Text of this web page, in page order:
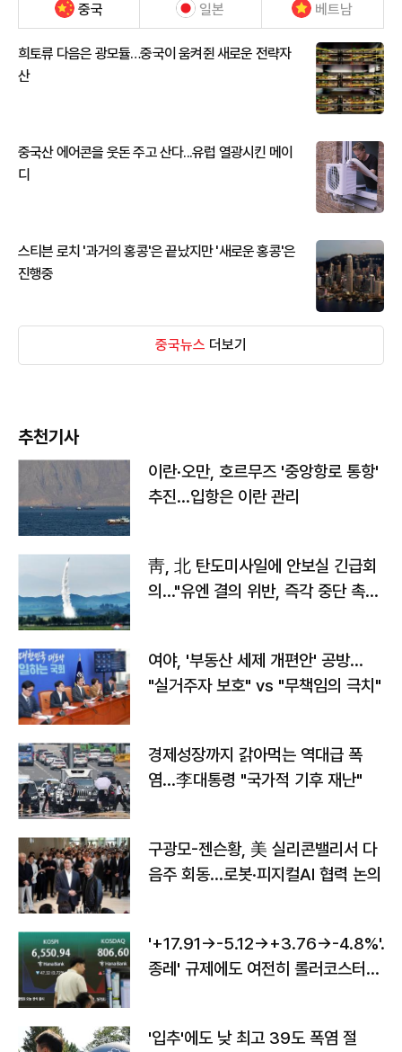
중국 일본 베트남
희토류 다음은 광모듈…중국이 움켜쥔 새로운 전략자
산
중국산 에어콘을 웃돈 주고 산다...유럽 열광시킨 메이
디
스티븐 로치 '과거의 홍콩'은 끝났지만 '새로운 홍콩'은
진행중
중국뉴스 더보기
추천기사
이란·오만, 호르무즈 '중앙항로 통항'
추진…입항은 이란 관리
靑, 北 탄도미사일에 안보실 긴급회
의…"유엔 결의 위반, 즉각 중단 촉
여야, '부동산 세제 개편안' 공방…
"실거주자 보호" vs "무책임의 극치"
경제성장까지 갉아먹는 역대급 폭
염…李대통령 "국가적 기후 재난"
구광모-젠슨황, 美 실리콘밸리서 다
음주 회동…로봇·피지컬AI 협력 논의
'+17.91→-5.12→+3.76→-4.8%'…'
종레' 규제에도 여전히 롤러코스터
'입추'에도 낮 최고 39도 폭염 절